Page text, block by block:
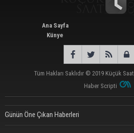
Ana Sayfa
Künye
Tüm Hakları Saklıdır © 2019 Küçük Saat
Haber Scripti
Günün Öne Çıkan Haberleri